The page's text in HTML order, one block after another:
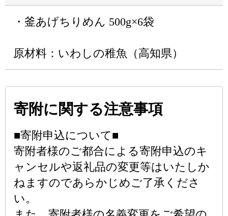
・釜あげちりめん 500g×6袋
原材料：いわしの稚魚（高知県）
寄附に関する注意事項
■寄附申込について■
寄附者様のご都合による寄附申込のキ
ャンセルや返礼品の変更等はいたしか
ねますのであらかじめご了承くださ
い。